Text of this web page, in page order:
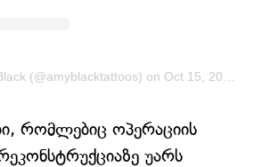
(@amyblacktattoos) on Oct 15, 2017 at 5:00am PDT
რომლებიც ოპერაციის
უარს